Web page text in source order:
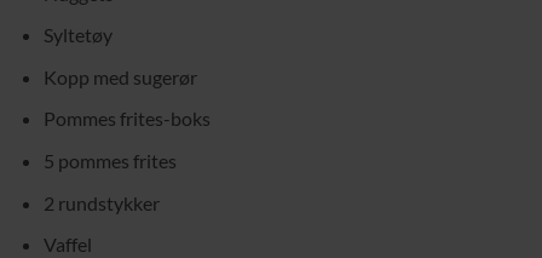
Syltetøy
Kopp med sugerør
Pommes frites-boks
5 pommes frites
2 rundstykker
Vaffel